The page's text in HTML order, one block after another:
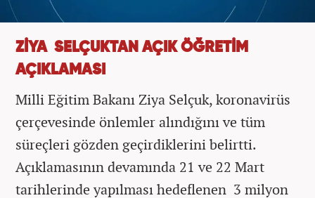
ZİYA SELÇUKTAN AÇIK ÖĞRETİM
AÇIKLAMASI
Milli Eğitim Bakanı Ziya Selçuk, koronavirüs
çerçevesinde önlemler alındığını ve tüm
süreçleri gözden geçirdiklerini belirtti.
Açıklamasının devamında 21 ve 22 Mart
tarihlerinde yapılması hedeflenen 3 milyon